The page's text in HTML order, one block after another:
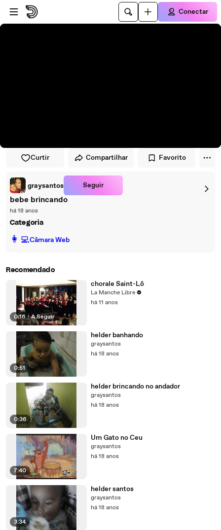
Pular para o player
Ir para o conteúdo principal
Conectar
Curtir Compartilhar Favorito
graysantos Seguir
bebe brincando
há 18 anos
Categoria
️👩‍💻️Câmara Web
Recomendado
0:16 | A Seguir
chorale Saint-Lô
La Manche Libre
há 11 anos
0:51
helder banhando
graysantos
há 18 anos
0:36
helder brincando no andador
graysantos
há 18 anos
7:40
Um Gato no Ceu
graysantos
há 18 anos
3:34
helder santos
graysantos
há 18 anos